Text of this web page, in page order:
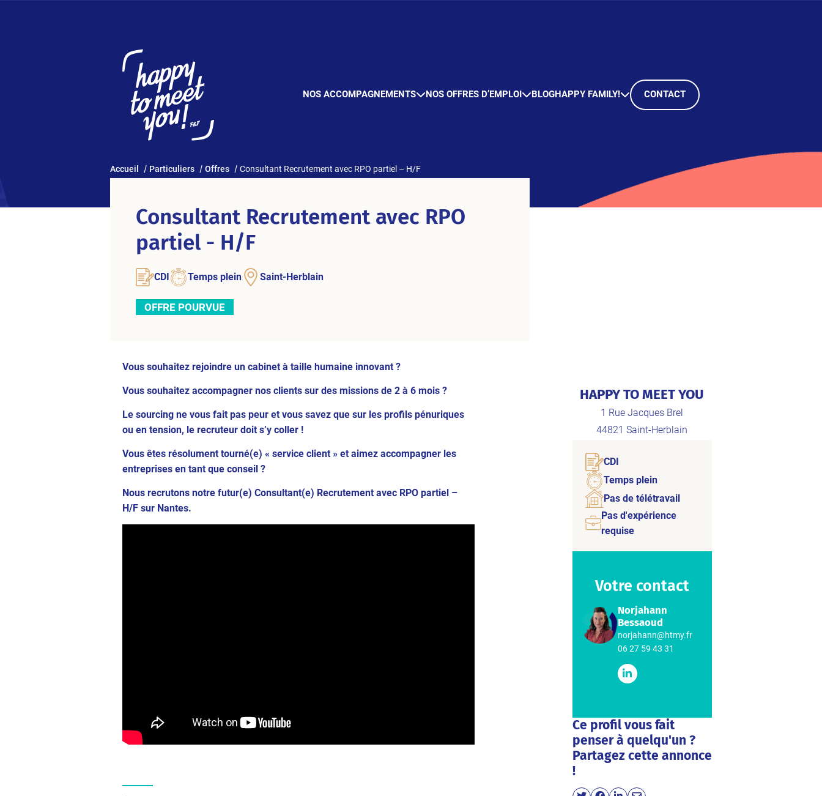
NOS ACCOMPAGNEMENTS NOS OFFRES D’EMPLOI BLOGHAPPY FAMILY! CONTACT
Accueil Particuliers Offres Consultant Recrutement avec RPO partiel – H/F
Consultant Recrutement avec RPO
partiel - H/F
CDI Temps plein Saint-Herblain
OFFRE POURVUE
Vous souhaitez rejoindre un cabinet à taille humaine innovant ?
Vous souhaitez accompagner nos clients sur des missions de 2 à 6 mois ?
Le sourcing ne vous fait pas peur et vous savez que sur les profils pénuriques
ou en tension, le recruteur doit s’y coller !
Vous êtes résolument tourné(e) « service client » et aimez accompagner les
entreprises en tant que conseil ?
Nous recrutons notre futur(e) Consultant(e) Recrutement avec RPO partiel –
H/F sur Nantes.
HAPPY TO MEET YOU
1 Rue Jacques Brel
44821 Saint-Herblain
CDI
Temps plein
Pas de télétravail
Pas d'expérience
requise
Votre contact
Norjahann
Bessaoud
norjahann@htmy.fr
06 27 59 43 31
Ce profil vous fait
penser à quelqu'un ?
Partagez cette annonce
!